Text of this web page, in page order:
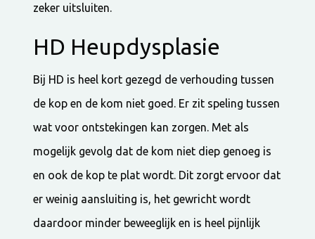
zeker uitsluiten.
HD Heupdysplasie
Bij HD is heel kort gezegd de verhouding tussen
de kop en de kom niet goed. Er zit speling tussen
wat voor ontstekingen kan zorgen. Met als
mogelijk gevolg dat de kom niet diep genoeg is
en ook de kop te plat wordt. Dit zorgt ervoor dat
er weinig aansluiting is, het gewricht wordt
daardoor minder beweeglijk en is heel pijnlijk